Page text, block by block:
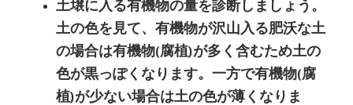
土壌に入る有機物の量を診断しましょう。
土の色を見て、有機物が沢山入る肥沃な土
の場合は有機物(腐植)が多く含むため土の
色が黒っぽくなります。一方で有機物(腐
植)が少ない場合は土の色が薄くなりま